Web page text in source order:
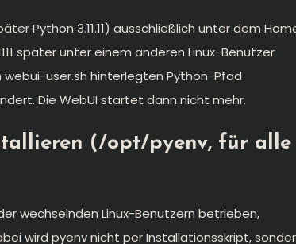
Python 3.11.11) ausschließlich unter dem
später unter einem anderen Linux-Benutzer
webui-user.sh hinterlegten Python-Pfad
Die WebUI startet dann nicht mehr.
(/opt/pyenv, für alle
wechselnden Linux-Benutzern betrieben,
wird pyenv nicht per Installationsskript,